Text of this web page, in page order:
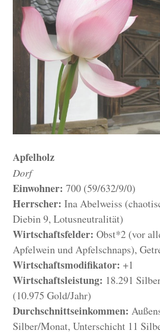
Apfelholz
Dorf
Einwohner: 700 (59/632/9/0)
Herrscher: Ina Abelweiss
Diebin 9, Lotusneutralität)
Wirtschaftsfelder: Obst*2 (vor
Apfelwein und Apfelschnaps),
Wirtschaftsmodifikator: +1
Wirtschaftsleistung: 18.291
(10.975 Gold/Jahr)
Durchschnittseinkommen:
Silber/Monat, Unterschicht 11